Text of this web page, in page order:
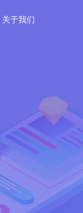
关于我们